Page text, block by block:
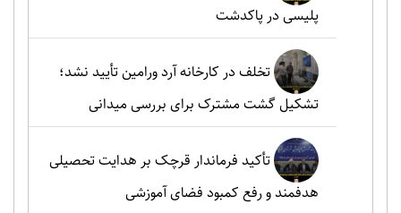
پلیسی در پاکدشت
تخلف در کارخانه آرد ورامین تأیید نشد؛
تشکیل گشت مشترک برای بررسی میدانی
تأکید فرماندار قرچک بر هدایت تحصیلی
هدفمند و رفع کمبود فضای آموزشی